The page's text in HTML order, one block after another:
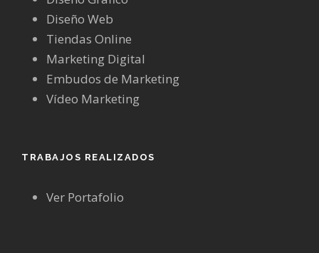
Diseño Web
Tiendas Online
Marketing Digital
Embudos de Marketing
Vídeo Marketing
TRABAJOS REALIZADOS
Ver Portafolio